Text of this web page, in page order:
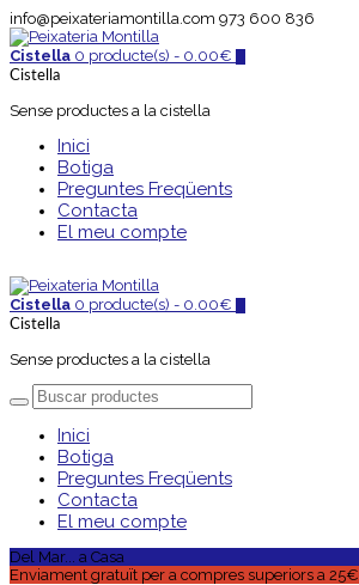
info@peixateriamontilla.com 973 600 836
Cistella 0 producte(s) - 0.00€
Cistella
Sense productes a la cistella
Inici
Botiga
Preguntes Freqüents
Contacta
El meu compte
Cistella 0 producte(s) - 0.00€
Cistella
Sense productes a la cistella
Inici
Botiga
Preguntes Freqüents
Contacta
El meu compte
Del Mar... a Casa
Enviament gratuït per a compres superiors a 25€